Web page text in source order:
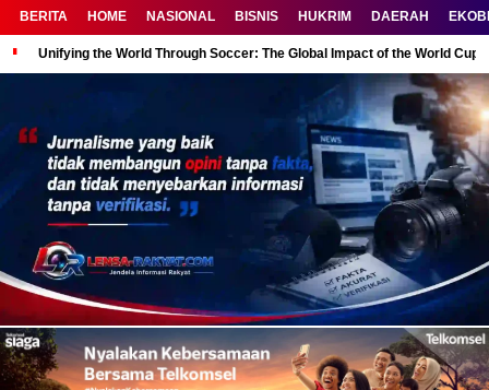
BERITA HOME NASIONAL BISNIS HUKRIM DAERAH
Unifying the World Through Soccer: The Global Impact of the World Cup